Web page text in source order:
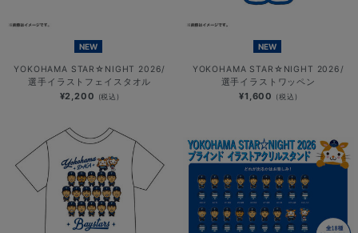
NEW
YOKOHAMA STAR☆NIGHT 2026/
選手イラストフェイスタオル
¥2,200 (税込)
NEW
YOKOHAMA STAR☆NIGHT 2026/
選手イラストワッペン
¥1,600 (税込)